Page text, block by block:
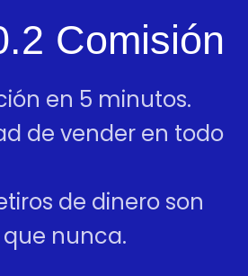
Comisión
en 5 minutos.
de vender en todo
de dinero son
nunca.